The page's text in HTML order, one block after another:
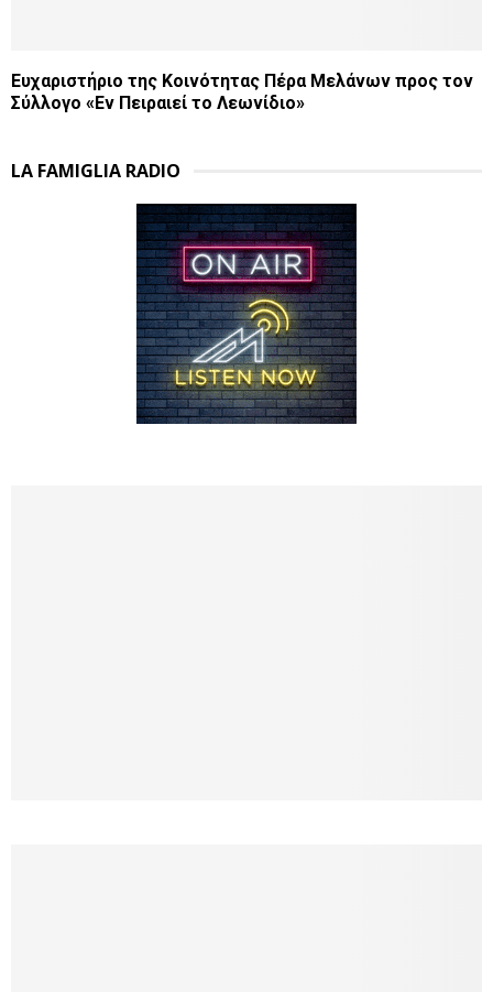
Ευχαριστήριο της Κοινότητας Πέρα Μελάνων προς τον
Σύλλογο «Εν Πειραιεί το Λεωνίδιο»
LA FAMIGLIA RADIO